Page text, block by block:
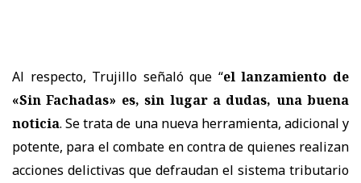
Al respecto, Trujillo señaló que “el lanzamiento de
«Sin Fachadas» es, sin lugar a dudas, una buena
noticia. Se trata de una nueva herramienta, adicional y
potente, para el combate en contra de quienes realizan
acciones delictivas que defraudan el sistema tributario